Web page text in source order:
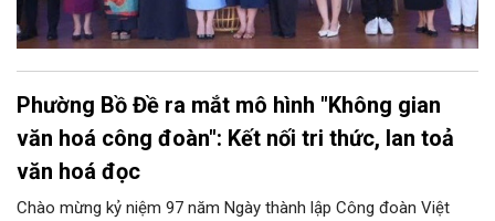
Phường Bồ Đề ra mắt mô hình "Không gian
văn hoá công đoàn": Kết nối tri thức, lan toả
văn hoá đọc
Chào mừng kỷ niệm 97 năm Ngày thành lập Công đoàn Việt